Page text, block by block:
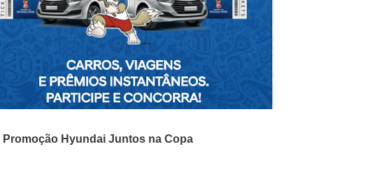
Promoção Hyundai Juntos na Copa